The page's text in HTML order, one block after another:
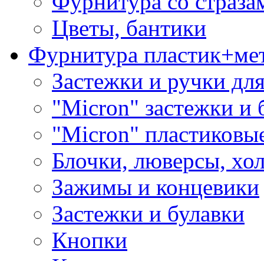
Цветы, бантики
Фурнитура
Застежки и ручки
"Micron" застежки и
"Micron"
Блочки, люверсы,
Зажимы и концевики
Застежки и булавки
Кнопки